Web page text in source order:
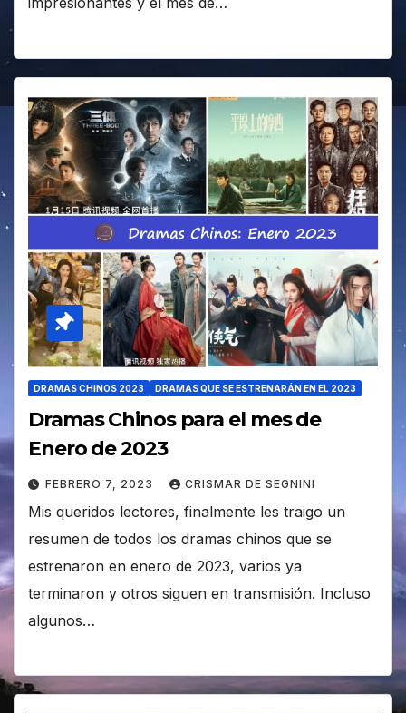
DRAMAS CHINOS 2023 DRAMAS QUE SE ESTRENARÁN EN EL 2023
Dramas Chinos para el mes de
Enero de 2023
FEBRERO 7, 2023 CRISMAR DE SEGNINI
Mis queridos lectores, finalmente les traigo un
resumen de todos los dramas chinos que se
estrenaron en enero de 2023, varios ya
terminaron y otros siguen en transmisión. Incluso
algunos…